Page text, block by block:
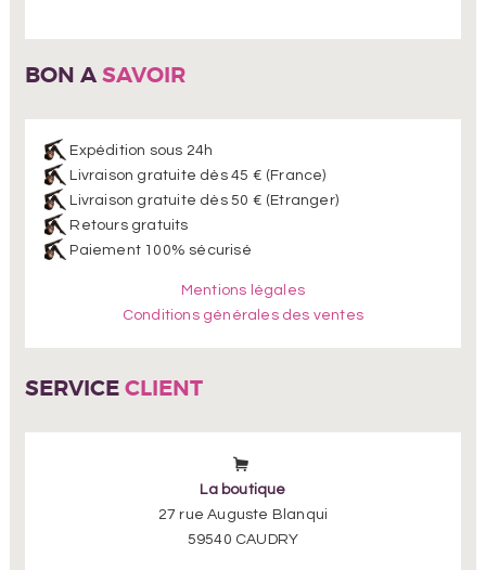
BON A SAVOIR
Expédition sous 24h
Livraison gratuite dès 45 € (France)
Livraison gratuite dès 50 € (Etranger)
Retours gratuits
Paiement 100% sécurisé
Mentions légales
Conditions générales des ventes
SERVICE CLIENT
La boutique
27 rue Auguste Blanqui
59540 CAUDRY